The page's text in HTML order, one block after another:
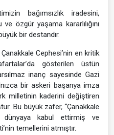
bağımsızlık iradesini,
özgür yaşama kararlılığını
bir destandır.
Cephesi’nin en kritik
gösterilen üstün
inanç sayesinde Gazi
bir askeri başarıya imza
milletinin kaderini değiştiren
Bu büyük zafer, “Çanakkale
dünyaya kabul ettirmiş ve
temellerini atmıştır.